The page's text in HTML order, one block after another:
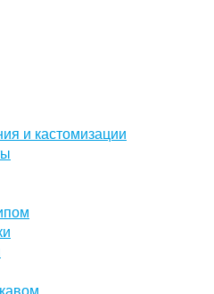
и кастомизации